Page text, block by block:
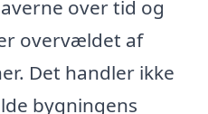
over tid og
overvældet af
Det handler ikke
bygningens